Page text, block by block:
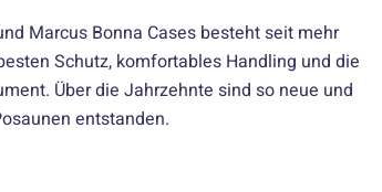
Marcus Bonna Cases besteht seit mehr
Schutz, komfortables Handling und die
Über die Jahrzehnte sind so neue und
entstanden.